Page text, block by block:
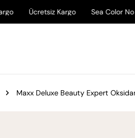
Ücretsiz Kargo Sea Color No White
Maxx Deluxe Beauty Expert